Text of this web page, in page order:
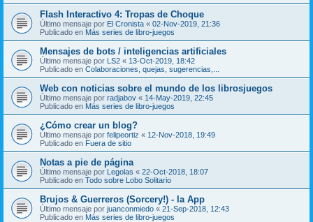
Flash Interactivo 4: Tropas de Choque
Último mensaje por El Cronista « 02-Nov-2019, 21:36
Publicado en Más series de libro-juegos
Mensajes de bots / inteligencias artificiales
Último mensaje por LS2 « 13-Oct-2019, 18:42
Publicado en Colaboraciones, quejas, sugerencias,...
Web con noticias sobre el mundo de los librosjuegos
Último mensaje por radjabov « 14-May-2019, 22:45
Publicado en Más series de libro-juegos
¿Cómo crear un blog?
Último mensaje por felipeortiz « 12-Nov-2018, 19:49
Publicado en Fuera de sitio
Notas a pie de página
Último mensaje por Legolas « 22-Oct-2018, 18:07
Publicado en Todo sobre Lobo Solitario
Brujos & Guerreros (Sorcery!) - la App
Último mensaje por juanconmiedo « 21-Sep-2018, 12:43
Publicado en Más series de libro-juegos